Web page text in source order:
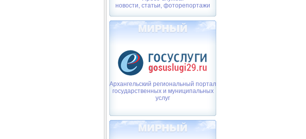
новости, статьи, фоторепортажи
Архангельский региональный портал
государственных и муниципальных
услуг